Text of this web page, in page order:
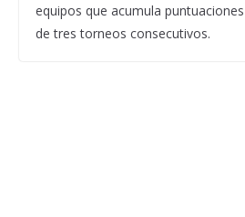
equipos que acumula
de tres torneos consecutivos.